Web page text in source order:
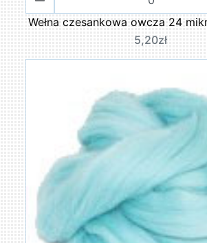
Wełna czesankowa owcza 24
5,20zł